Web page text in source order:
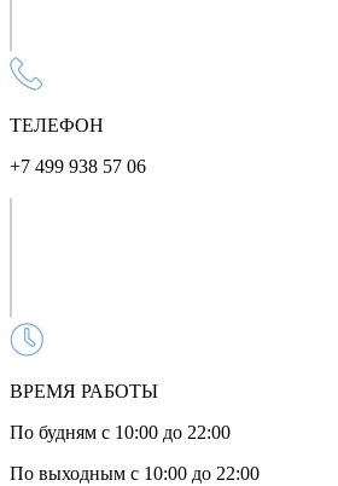
ТЕЛЕФОН
+7 499 938 57 06
ВРЕМЯ РАБОТЫ
По будням с 10:00 до 22:00
По выходным с 10:00 до 22:00